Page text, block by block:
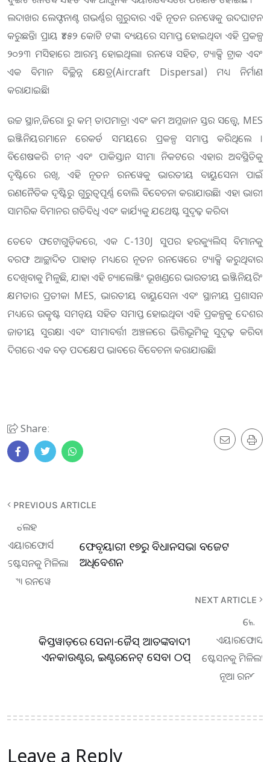
ଲଦାଖର ଲେଫ୍ଟନାଣ୍ଟ ଗଭର୍ଣ୍ଣର ଗୁରୁବାର ଏହି ନୂତନ ରନୱେକୁ ଉଦଘାଟନ
କରୁଛନ୍ତି। ପ୍ରାୟ ₹୪୫୨ କୋଟି ଟଙ୍କା ବ୍ୟୟରେ ସମାପ୍ତ ହୋଇଥିବା ଏହି ପ୍ରକଳ୍ପ
୨୦୨୩ ମସିହାରେ ଆରମ୍ଭ ହୋଇଥିଲା। ରନୱେ ସହିତ, ଟ୍ୟାକ୍ସି ଟ୍ରାକ ଏବଂ
ଏକ ବିମାନ ବିଚ୍ଛିନ୍ନ କ୍ଷେତ୍ର(Aircraft Dispersal) ମଧ୍ୟ ନିର୍ମାଣ
କରାଯାଇଛି।
ଉଚ୍ଚ ସ୍ଥାନ,ଜିରୋ ରୁ କମ୍ ତାପମାତ୍ରା ଏବଂ କମ ଅମ୍ଳଜାନ ସ୍ତର ସତ୍ତ୍ୱେ, MES
ଇଞ୍ଜିନିୟରମାନେ ରେକର୍ଡ ସମୟରେ ପ୍ରକଳ୍ପ ସମାପ୍ତ କରିଥିଲେ ।
ବିଶେଷକରି ଚୀନ୍ ଏବଂ ପାକିସ୍ତାନ ସୀମା ନିକଟରେ ଏହାର ଅବସ୍ଥିତିକୁ
ଦୃଷ୍ଟିରେ ରଖି, ଏହି ନୂତନ ରନୱେକୁ ଭାରତୀୟ ବାୟୁସେନା ପାଇଁ
ରଣନୈତିକ ଦୃଷ୍ଟିରୁ ଗୁରୁତ୍ୱପୂର୍ଣ୍ଣ ବୋଲି ବିବେଚନା କରାଯାଉଛି। ଏହା ଭାରୀ
ସାମରିକ ବିମାନର ଗତିବିଧି ଏବଂ କାର୍ଯ୍ୟକୁ ଯଥେଷ୍ଟ ସୁଦୃଢ଼ ​​କରିବ।
ତେବେ ଫଟୋଗୁଡ଼ିକରେ, ଏକ C-130J ସୁପର ହରକ୍ୟୁଲିସ୍ ବିମାନକୁ
ବରଫ ଆଚ୍ଛାଦିତ ପାହାଡ଼ ମଧ୍ୟରେ ନୂତନ ରନୱେରେ ଟ୍ୟାକ୍ସି କରୁଥିବାର
ଦେଖିବାକୁ ମିଳୁଛି, ଯାହା ଏହି ଚ୍ୟାଲେଞ୍ଜିଂ ଭୂଖଣ୍ଡରେ ଭାରତୀୟ ଇଞ୍ଜିନିୟରିଂ
କ୍ଷମତାର ପ୍ରତୀକ। MES, ଭାରତୀୟ ବାୟୁସେନା ଏବଂ ସ୍ଥାନୀୟ ପ୍ରଶାସନ
ମଧ୍ୟରେ ଉତ୍କୃଷ୍ଟ ସମନ୍ୱୟ ସହିତ ସମାପ୍ତ ହୋଇଥିବା ଏହି ପ୍ରକଳ୍ପକୁ ଦେଶର
ଜାତୀୟ ସୁରକ୍ଷା ଏବଂ ସୀମାବର୍ତ୍ତୀ ଅଞ୍ଚଳରେ ଭିତ୍ତିଭୂମିକୁ ସୁଦୃଢ଼ ​​କରିବା
ଦିଗରେ ଏକ ବଡ଼ ପଦକ୍ଷେପ ଭାବରେ ବିବେଚନା କରାଯାଉଛି।
Share:
PREVIOUS ARTICLE
ଫେବୃୟାରୀ ୧୭ରୁ ବିଧାନସଭା ବଜେଟ
ଅଧିବେଶନ
NEXT ARTICLE
କିସ୍ତୱାଡ଼ରେ ସେନା-ଜୈସ୍‌ ଆତଙ୍କବାଦୀ
ଏନକାଉଣ୍ଟର, ଇଣ୍ଟରନେଟ୍‌ ସେବା ଠପ୍
Leave a Reply